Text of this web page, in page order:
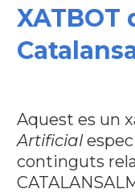
XATBOT
Aquest es un
Artificial
continguts